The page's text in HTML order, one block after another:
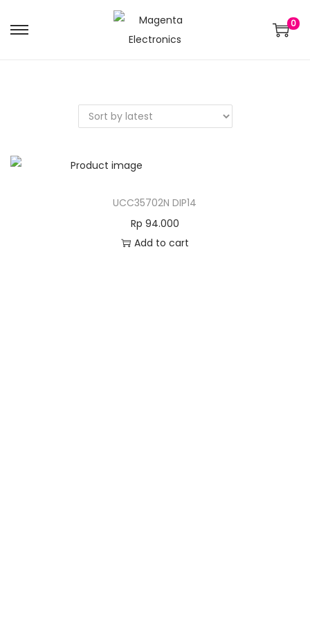
0
UCC35702N DIP14
Rp 94.000
Add to cart